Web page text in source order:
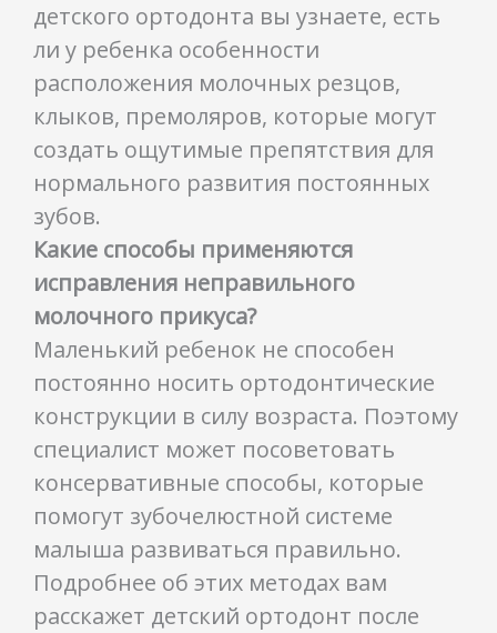
детского ортодонта вы узнаете, есть
ли у ребенка особенности
расположения молочных резцов,
клыков, премоляров, которые могут
создать ощутимые препятствия для
нормального развития постоянных
зубов.
Какие способы применяются
исправления неправильного
молочного прикуса?
Маленький ребенок не способен
постоянно носить ортодонтические
конструкции в силу возраста. Поэтому
специалист может посоветовать
консервативные способы, которые
помогут зубочелюстной системе
малыша развиваться правильно.
Подробнее об этих методах вам
расскажет детский ортодонт после